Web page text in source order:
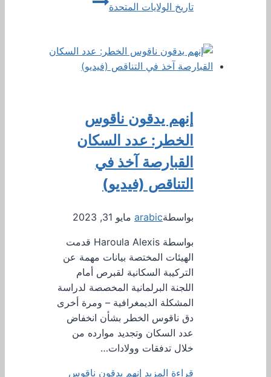
تاريخ الولايات المتحدة
إنهم يدقون ناقوس
الخطر: عدد السكان
القبارصة آخذ في
التناقص (فيديو)
بواسطةarabic مايو 31, 2023
بواسطة Haroula Alexis قدمت
الهيئات المختصة بيانات مهمة عن
التركيبة السكانية لقبرص أمام
اللجنة البرلمانية المخصصة لدراسة
المشكلة الديمغرافية – ومرة ​​أخرى
دق ناقوس الخطر بشأن انخفاض
عدد السكان وتجديد موارده من
خلال تدفقات وولادات…
قراءة المزيد إنهم يدقون ناقوس